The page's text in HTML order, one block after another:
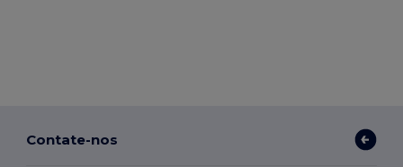
Contate-nos